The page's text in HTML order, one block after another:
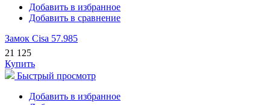
Добавить в избранное
Добавить в сравнение
Замок Cisa 57.985
21 125
Купить
Быстрый просмотр
Добавить в избранное